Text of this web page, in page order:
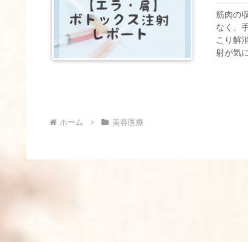
筋肉の
なく、
こり解
射が気
ホーム 美容医療